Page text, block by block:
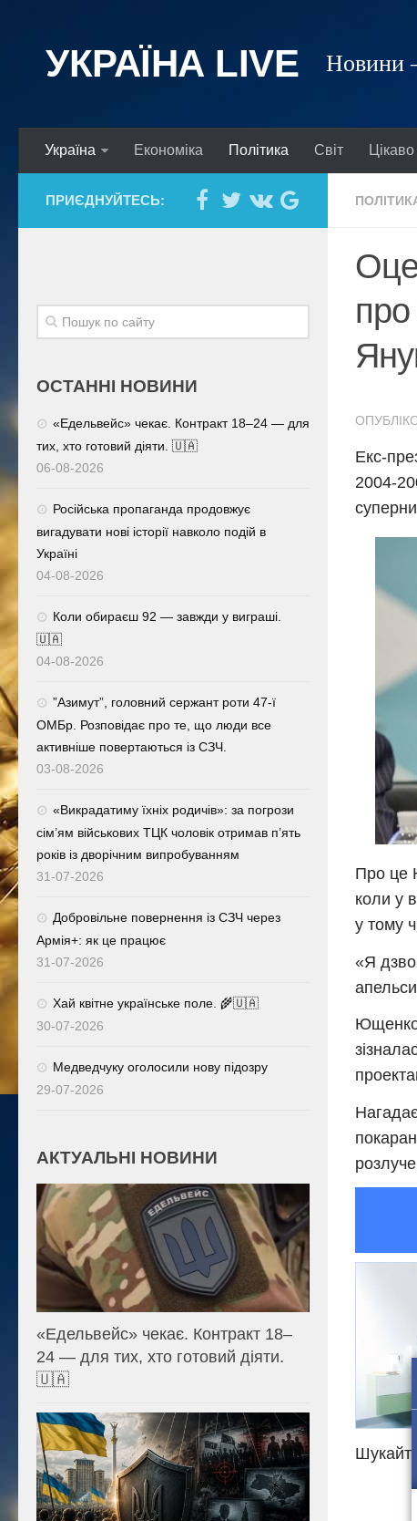
УКРАЇНА LIVE Новини
Україна Економіка Політика Світ Цікаво
про
Екс-
2004-
Про це
коли у
у тому
«Я
Ющенко
ПРИЄДНУЙТЕСЬ:
ОСТАННІ НОВИНИ
«Едельвейс» чекає. Контракт 18–24 — для
тих, хто готовий діяти. 🇺🇦
06-08-2026
Російська пропаганда продовжує
вигадувати нові історії навколо подій в
Україні
04-08-2026
Коли обираєш 92 — завжди у виграші.
🇺🇦
04-08-2026
⁨”Азимут”, головний сержант роти 47-ї
ОМБр. Розповідає про те, що люди все
активніше повертаються із СЗЧ.
03-08-2026
«Викрадатиму їхніх родичів»: за погрози
сім’ям військових ТЦК чоловік отримав п’ять
років із дворічним випробуванням
31-07-2026
Добровільне повернення із СЗЧ через
Армія+: як це працює
31-07-2026
Хай квітне українське поле. 🌾🇺🇦
30-07-2026
Медведчуку оголосили нову підозру
29-07-2026
АКТУАЛЬНІ НОВИНИ
«Едельвейс» чекає. Контракт 18–
24 — для тих, хто готовий діяти.
🇺🇦